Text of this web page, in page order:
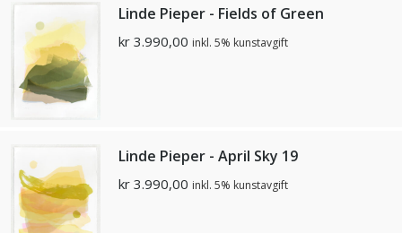
Linde Pieper - Fields of Green
kr 3.990,00 inkl. 5% kunstavgift
Linde Pieper - April Sky 19
kr 3.990,00 inkl. 5% kunstavgift